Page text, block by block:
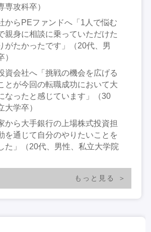
専攻科卒）
からPEファンドへ「1人で悩む
親身に相談に乗っていただけた
がたかったです」（20代、男
資会社へ「挑戦の機会を広げる
とが今回の転職成功において大
なったと感じています」（30
大学卒）
から大手銀行の上場株式投資担
を通じて自分のやりたいことを
た」（20代、男性、私立大学院
もっと見る